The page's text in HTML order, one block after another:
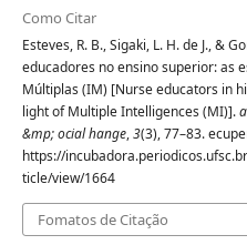
Como Citar
Esteves, R. B., Sigaki, L. H. de J., &
educadores no ensino superior: as
Múltiplas (IM) [Nurse educators in
light of Multiple Intelligences (MI)].
&mp; ocial hange,3(3), 77–83.
https://
ticle/view/1664
Fomatos de Citação